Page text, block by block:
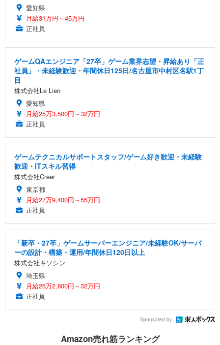
愛知県
月給31万円～45万円
正社員
ゲームQAエンジニア「27卒」ゲーム業界志望・昇給あり「正
社員」・未経験歓迎・年間休日125日/名古屋市中村区名駅1丁
目
株式会社Le Lien
愛知県
月給25万3,500円～32万円
正社員
ゲームテクニカルサポートスタッフ/ゲーム好き歓迎・未経験
歓迎・ITスキル習得
株式会社Creer
東京都
月給27万9,400円～55万円
正社員
「新卒・27卒」ゲームサーバーエンジニア/未経験OK/サーバ
ーの設計・構築・運用/年間休日120日以上
株式会社キソシン
埼玉県
月給26万2,800円～32万円
正社員
Sponsored by
Amazon売れ筋ランキング